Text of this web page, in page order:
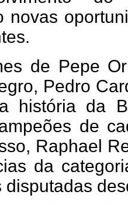
novas
de Pepe
Pedro
história da
de
Raphael
da
disputadas